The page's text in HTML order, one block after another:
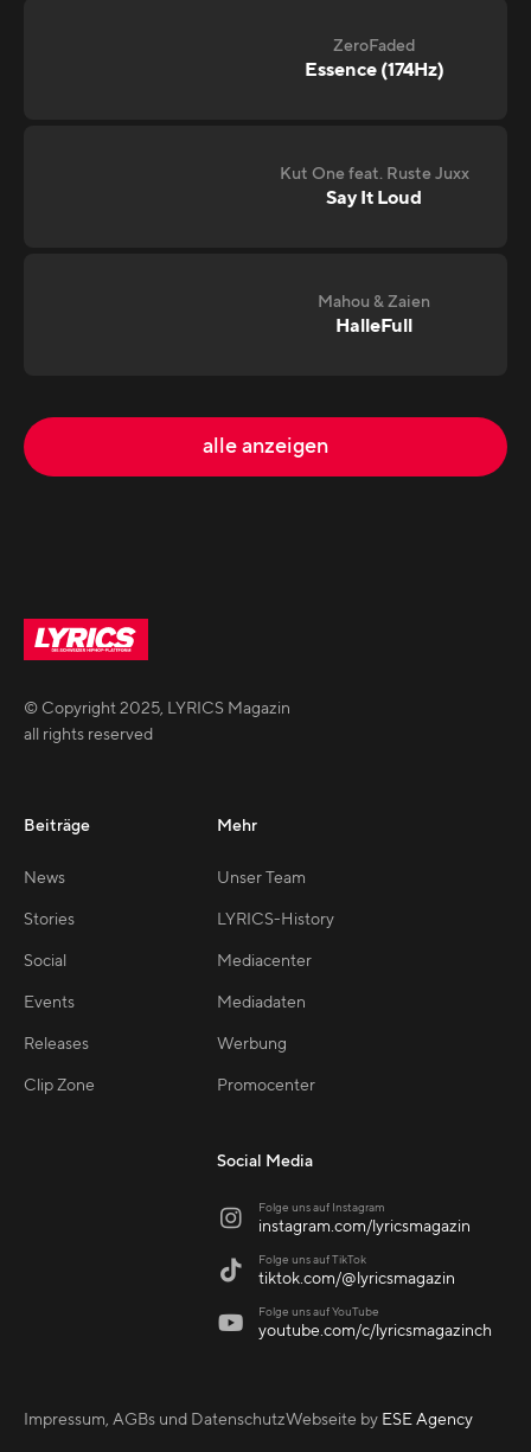
ZeroFaded
Essence (174Hz)
Kut One feat. Ruste Juxx
Say It Loud
Mahou & Zaien
HalleFull
alle anzeigen
© Copyright2025, LYRICS Magazin
all rights reserved
Beiträge
News
Stories
Social
Events
Releases
Clip Zone
Mehr
Unser Team
LYRICS-History
Mediacenter
Mediadaten
Werbung
Promocenter
Social Media
 Folge uns auf Instagram
instagram.com/lyricsmagazin
 Folge uns auf TikTok
tiktok.com/@lyricsmagazin
 Folge uns auf YouTube
youtube.com/c/lyricsmagazinch
Impressum, AGBs und DatenschutzWebseite by ESE Agency